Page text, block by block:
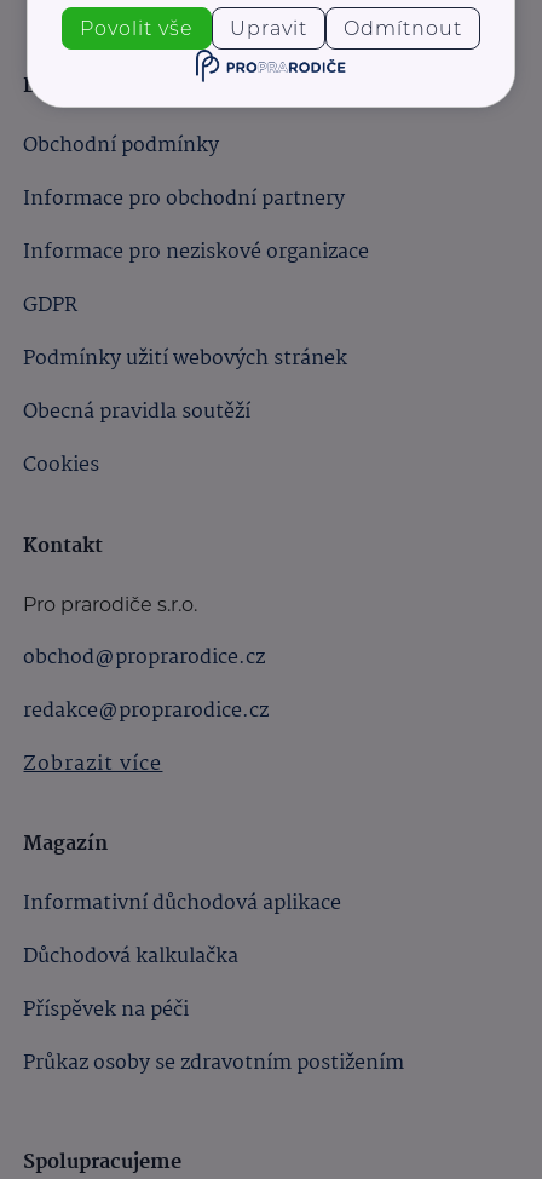
Důležité odkazy
Obchodní podmínky
Informace pro obchodní partnery
Informace pro neziskové organizace
GDPR
Podmínky užití webových stránek
Obecná pravidla soutěží
Cookies
Kontakt
Pro prarodiče s.r.o.
obchod@proprarodice.cz
redakce@proprarodice.cz
Zobrazit více
Magazín
Informativní důchodová aplikace
Důchodová kalkulačka
Příspěvek na péči
Průkaz osoby se zdravotním postižením
Spolupracujeme
Povolit vše Upravit Odmítnout